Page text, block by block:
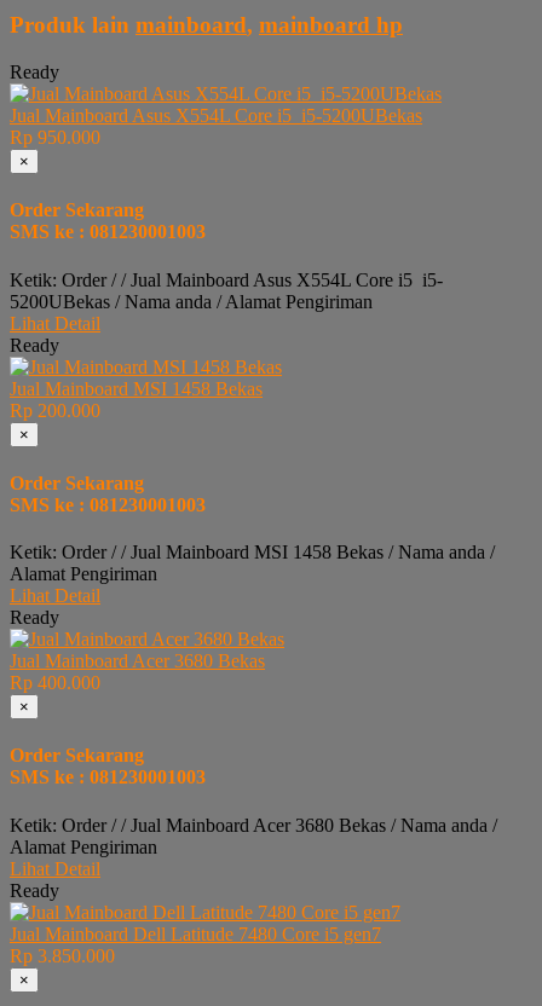
Produk lain mainboard, mainboard hp
Ready
Jual Mainboard Asus X554L Core i5 i5-5200UBekas
Rp 950.000
×
Order Sekarang
SMS ke : 081230001003
Ketik: Order / / Jual Mainboard Asus X554L Core i5 i5-
5200UBekas / Nama anda / Alamat Pengiriman
Lihat Detail
Ready
Jual Mainboard MSI 1458 Bekas
Rp 200.000
×
Order Sekarang
SMS ke : 081230001003
Ketik: Order / / Jual Mainboard MSI 1458 Bekas / Nama anda /
Alamat Pengiriman
Lihat Detail
Ready
Jual Mainboard Acer 3680 Bekas
Rp 400.000
×
Order Sekarang
SMS ke : 081230001003
Ketik: Order / / Jual Mainboard Acer 3680 Bekas / Nama anda /
Alamat Pengiriman
Lihat Detail
Ready
Jual Mainboard Dell Latitude 7480 Core i5 gen7
Rp 3.850.000
×